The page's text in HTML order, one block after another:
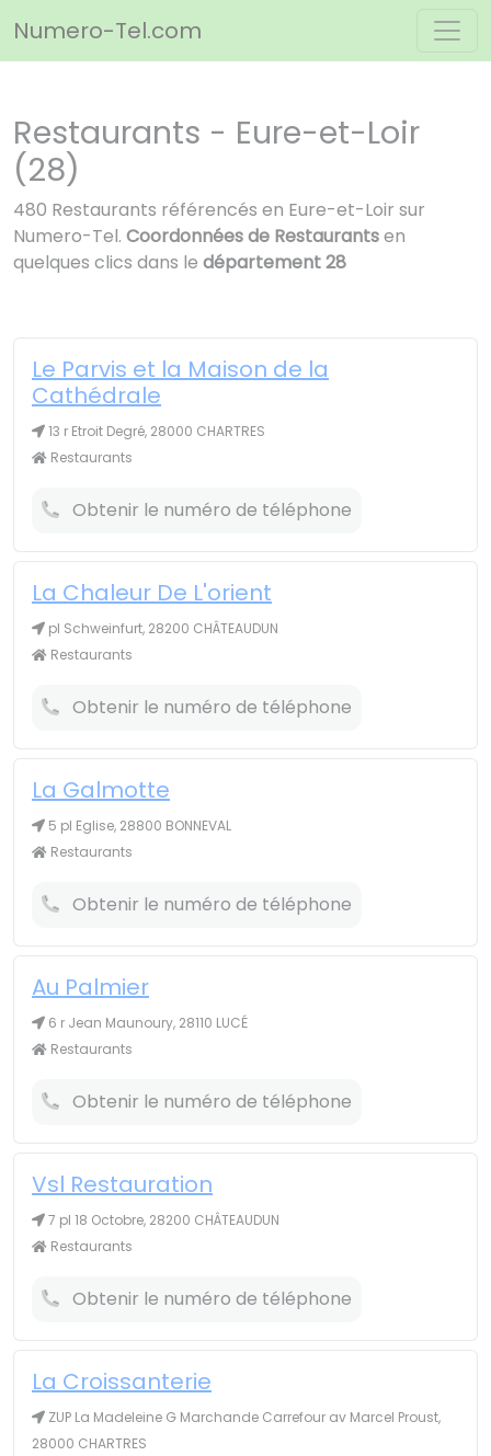
Numero-Tel.com
Restaurants - Eure-et-Loir
(28)
480 Restaurants référencés en Eure-et-Loir sur
Numero-Tel. Coordonnées de Restaurantsen
quelques clics dans le département 28
Le Parvis et la Maison de la
Cathédrale
13 r Etroit Degré, 28000 CHARTRES
Restaurants
Obtenir le numéro de téléphone
La Chaleur De L'orient
pl Schweinfurt, 28200 CHÂTEAUDUN
Restaurants
Obtenir le numéro de téléphone
La Galmotte
5 pl Eglise, 28800 BONNEVAL
Restaurants
Obtenir le numéro de téléphone
Au Palmier
6 r Jean Maunoury, 28110 LUCÉ
Restaurants
Obtenir le numéro de téléphone
Vsl Restauration
7 pl 18 Octobre, 28200 CHÂTEAUDUN
Restaurants
Obtenir le numéro de téléphone
La Croissanterie
ZUP La Madeleine G Marchande Carrefour av Marcel Proust,
28000 CHARTRES